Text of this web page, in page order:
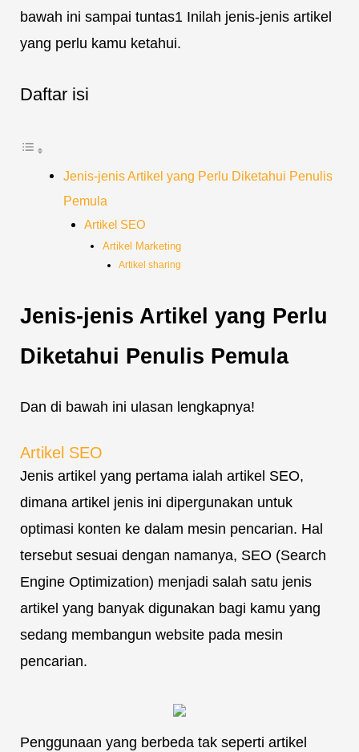
bawah ini sampai tuntas1 Inilah jenis-jenis artikel
yang perlu kamu ketahui.
Daftar isi
Jenis-jenis Artikel yang Perlu Diketahui Penulis
Pemula
Artikel SEO
Artikel Marketing
Artikel sharing
Jenis-jenis Artikel yang Perlu
Diketahui Penulis Pemula
Dan di bawah ini ulasan lengkapnya!
Artikel SEO
Jenis artikel yang pertama ialah artikel SEO,
dimana artikel jenis ini dipergunakan untuk
optimasi konten ke dalam mesin pencarian. Hal
tersebut sesuai dengan namanya, SEO (Search
Engine Optimization) menjadi salah satu jenis
artikel yang banyak digunakan bagi kamu yang
sedang membangun website pada mesin
pencarian.
Penggunaan yang berbeda tak seperti artikel